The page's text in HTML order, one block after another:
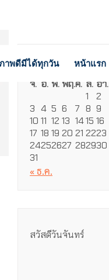
าพดีมีได้ทุกวัน หน้าแรก
สิงหาคม 2026
จ. อ. พ.พฤ.ศ. ส. อา.
1
2
3 4 5 6 7 8 9
10 11 12 13 1415 16
17 18 19 20 21 2223
24252627 282930
31
« ธ.ค.
สวัสดีวันจันทร์